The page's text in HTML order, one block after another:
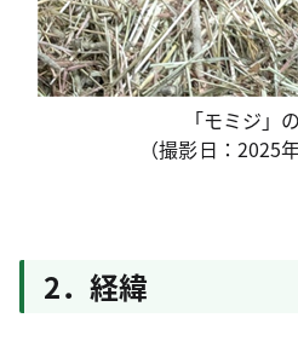
「モミジ」
（撮影日：2025
2．経緯